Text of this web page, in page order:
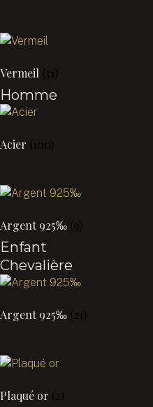
Vermeil (31)
Homme
Acier (100)
Argent 925‰ (9)
Enfant
Chevalière
Argent 925‰ (21)
Plaqué or (2)